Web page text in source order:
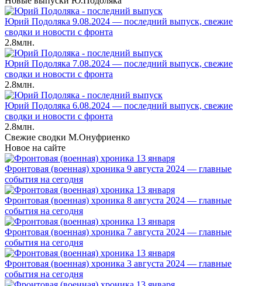
Юрий Подоляка 9.08.2024 — последний выпуск, свежие
сводки и новости с фронта
2.8млн.
Юрий Подоляка 7.08.2024 — последний выпуск, свежие
сводки и новости с фронта
2.8млн.
Юрий Подоляка 6.08.2024 — последний выпуск, свежие
сводки и новости с фронта
2.8млн.
Свежие сводки М.Онуфриенко
Новое на сайте
Фронтовая (военная) хроника 9 августа 2024 — главные
события на сегодня
Фронтовая (военная) хроника 8 августа 2024 — главные
события на сегодня
Фронтовая (военная) хроника 7 августа 2024 — главные
события на сегодня
Фронтовая (военная) хроника 3 августа 2024 — главные
события на сегодня